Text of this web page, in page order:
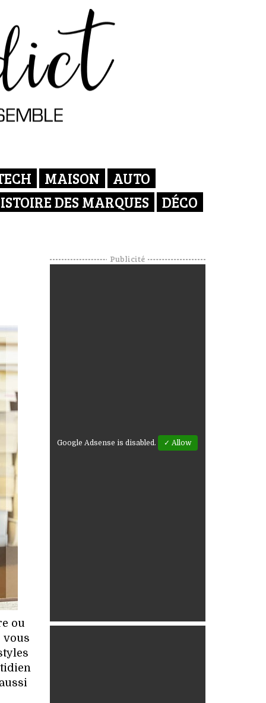
MAISON
AUTO
DES MARQUES
DÉCO
ou
vous
Publicité
Google Adsense is disabled. ✓ Allow